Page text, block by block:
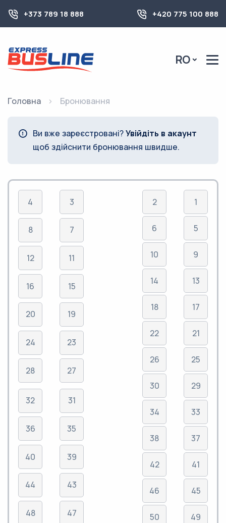
+373 789 18 888 +420 775 100 888
RO
Головна Бронювання
Ви вже зареєстровані?Увійдіть в акаунт
щоб здійснити бронювання швидше.
4
8
12
16
20
24
28
32
36
40
44
48
3
7
11
15
19
23
27
31
35
39
43
47
2
6
10
14
18
22
26
30
34
38
42
46
50
1
5
9
13
17
21
25
29
33
37
41
45
49